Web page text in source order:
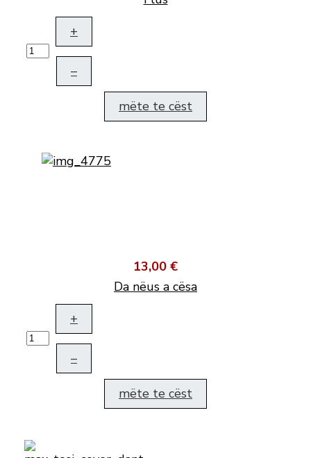
+
–
mëte te cëst
13,00 €
Da nëus a cësa
+
–
mëte te cëst